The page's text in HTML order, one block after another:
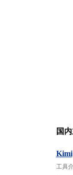
国
Kimi
工具